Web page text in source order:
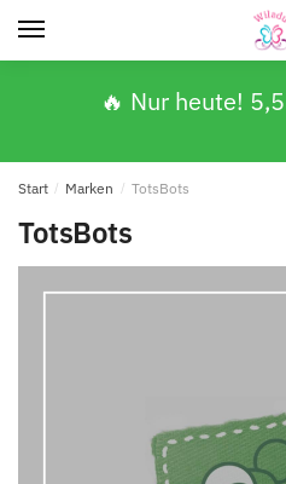
🔥 Nur heute!
Start / Marken / TotsBots
TotsBots